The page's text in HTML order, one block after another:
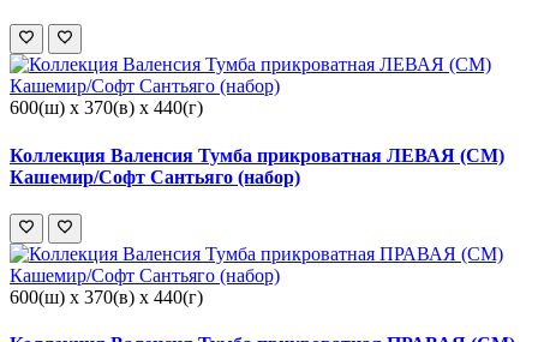
600(ш) x 370(в) x 440(г)
Коллекция Валенсия Тумба прикроватная ЛЕВАЯ (СМ)
Кашемир/Софт Сантьяго (набор)
600(ш) x 370(в) x 440(г)